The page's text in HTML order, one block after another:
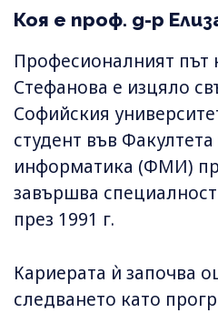
Коя е проф. д-р
Професионалният път
Стефанова е изцяло
Софийския
студент във
информатика (ФМИ)
завършва
през 1991 г.
Кариерата ѝ започва
следването като